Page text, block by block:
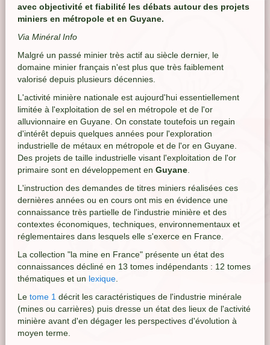
avec objectivité et fiabilité les débats autour des projets
miniers en métropole et en Guyane.
Via Minéral Info
Malgré un passé minier très actif au siècle dernier, le
domaine minier français n'est plus que très faiblement
valorisé depuis plusieurs décennies.
L'activité minière nationale est aujourd'hui essentiellement
limitée à l'exploitation de sel en métropole et de l'or
alluvionnaire en Guyane. On constate toutefois un regain
d'intérêt depuis quelques années pour l'exploration
industrielle de métaux en métropole et de l'or en Guyane.
Des projets de taille industrielle visant l'exploitation de l'or
primaire sont en développement en Guyane.
L'instruction des demandes de titres miniers réalisées ces
dernières années ou en cours ont mis en évidence une
connaissance très partielle de l'industrie minière et des
contextes économiques, techniques, environnementaux et
réglementaires dans lesquels elle s'exerce en France.
La collection "la mine en France" présente un état des
connaissances décliné en 13 tomes indépendants : 12 tomes
thématiques et un lexique.
Le tome 1 décrit les caractéristiques de l'industrie minérale
(mines ou carrières) puis dresse un état des lieux de l'activité
minière avant d'en dégager les perspectives d'évolution à
moyen terme.